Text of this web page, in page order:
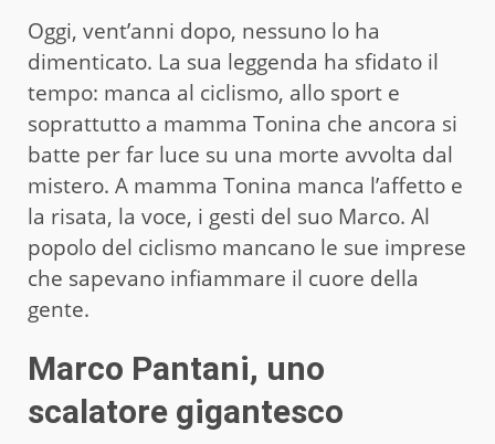
Oggi, vent’anni dopo, nessuno lo ha
dimenticato. La sua leggenda ha sfidato il
tempo: manca al ciclismo, allo sport e
soprattutto a mamma Tonina che ancora si
batte per far luce su una morte avvolta dal
mistero. A mamma Tonina manca l’affetto e
la risata, la voce, i gesti del suo Marco. Al
popolo del ciclismo mancano le sue imprese
che sapevano infiammare il cuore della
gente.
Marco Pantani, uno
scalatore gigantesco